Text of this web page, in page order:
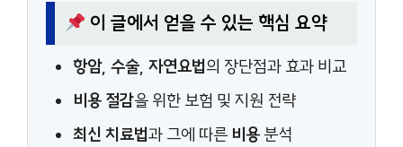
이 글에서 얻을 수 있는 핵심 요약
항암, 수술, 자연요법의 장단점과 효과 비교
비용 절감을 위한 보험 및 지원 전략
최신 치료법과 그에 따른 비용분석